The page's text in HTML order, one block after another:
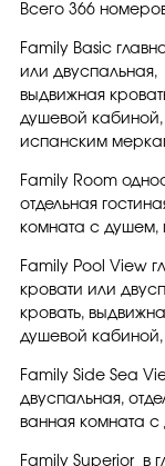
Всего 366
Family Basic
или двуспальная,
выдвижная
душевой кабиной,
испанским
Family Room
отдельная
комната с душем,
Family Pool View
кровати или
кровать,
душевой
Family Side Sea
двуспальная,
ванная комната
Family Superior в